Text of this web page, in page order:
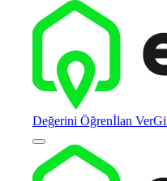
Değerini Öğrenİlan Ver